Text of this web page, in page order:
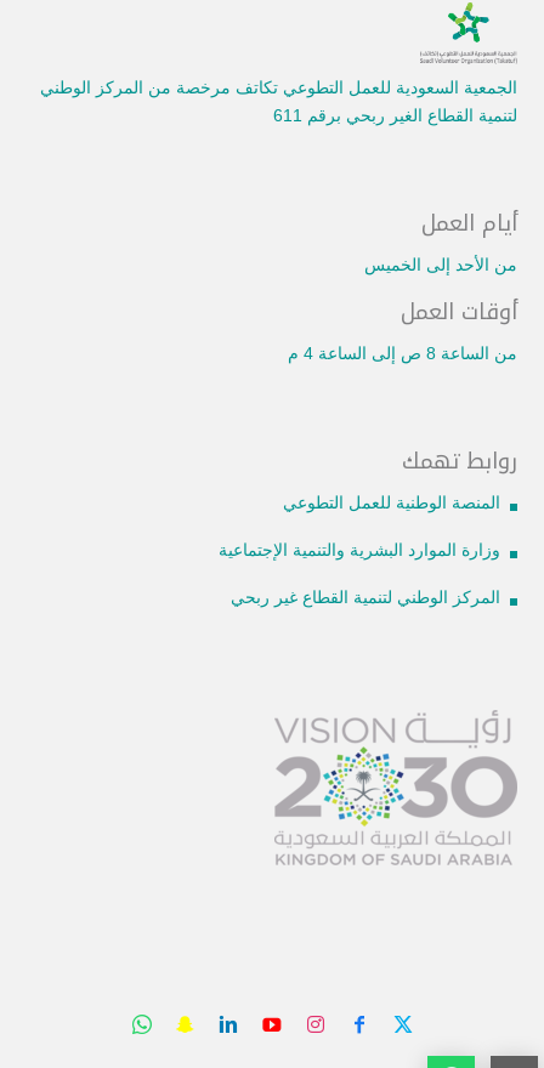
الجمعية السعودية للعمل التطوعي تكاتف مرخصة من المركز الوطني
لتنمية القطاع الغير ربحي برقم 611
أيام العمل
من الأحد إلى الخميس
أوقات العمل
من الساعة 8 ص إلى الساعة 4 م
روابط تهمك
المنصة الوطنية للعمل التطوعي
وزارة الموارد البشرية والتنمية الإجتماعية
المركز الوطني لتنمية القطاع غير ربحي